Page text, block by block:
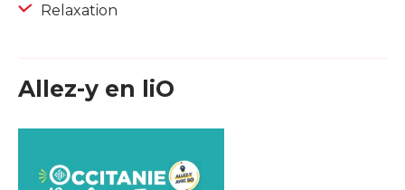
Relaxation
Allez-y en liO